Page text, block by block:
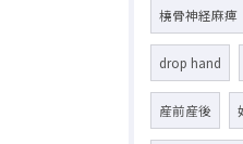
橈骨神経麻痺
drop hand
産前産後